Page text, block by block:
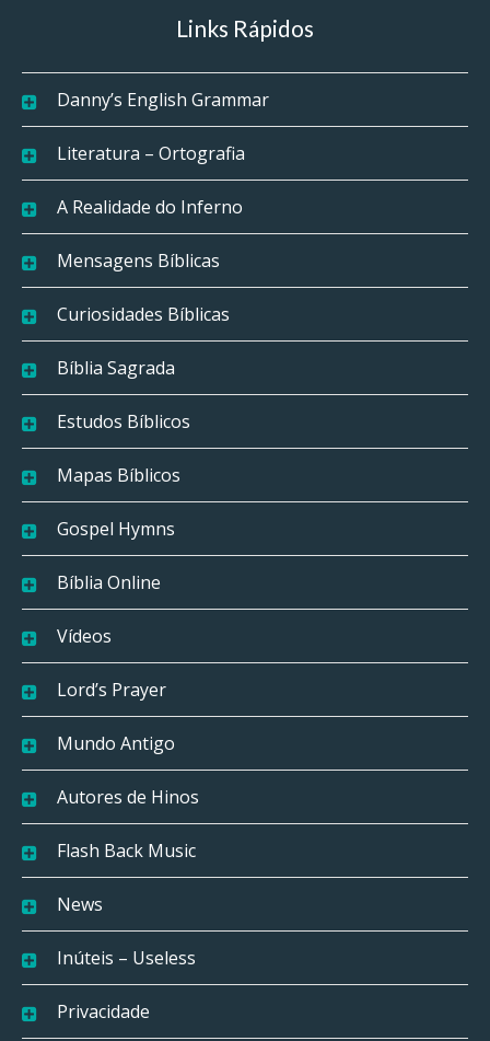
Links Rápidos
Danny’s English Grammar
Literatura – Ortografia
A Realidade do Inferno
Mensagens Bíblicas
Curiosidades Bíblicas
Bíblia Sagrada
Estudos Bíblicos
Mapas Bíblicos
Gospel Hymns
Bíblia Online
Vídeos
Lord’s Prayer
Mundo Antigo
Autores de Hinos
Flash Back Music
News
Inúteis – Useless
Privacidade